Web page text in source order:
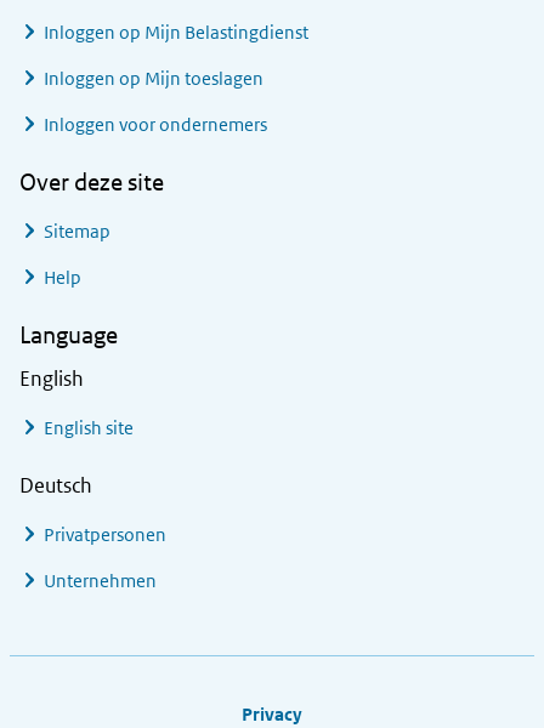
Inloggen op Mijn Belastingdienst
Inloggen op Mijn toeslagen
Inloggen voor ondernemers
Over deze site
Sitemap
Help
Language
English
English site
Deutsch
Privatpersonen
Unternehmen
Privacy